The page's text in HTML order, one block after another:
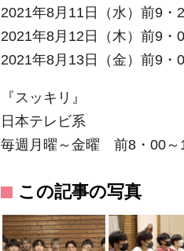
2021年8月11日（水）前9・
2021年8月12日（木）前9・
2021年8月13日（金）前9・
『スッキリ』
日本テレビ系
毎週月曜～金曜 前8・00～
この記事の写真